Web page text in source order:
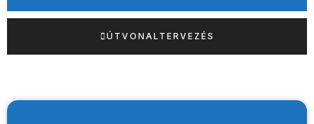
ÚTVONALTERVEZÉS